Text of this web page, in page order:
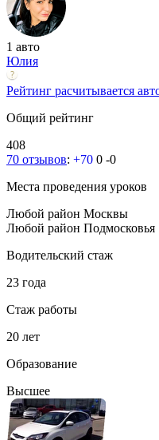
1 авто
Юлия
Рейтинг расчитывается
Общий рейтинг
408
70 отзывов: +70 0 -0
Места проведения уроков
Любой район Москвы
Любой район Подмосковья
Водительский стаж
23 года
Стаж работы
20 лет
Образование
Высшее